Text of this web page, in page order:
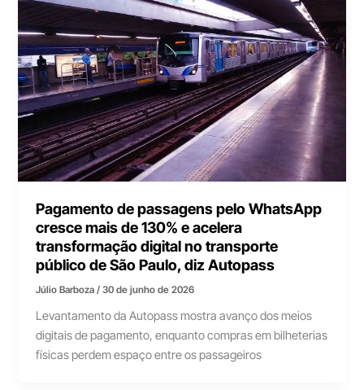
Pagamento de passagens pelo WhatsApp
cresce mais de 130% e acelera
transformação digital no transporte
público de São Paulo, diz Autopass
Júlio Barboza/30 de junho de 2026
Levantamento da Autopass mostra avanço dos meios
digitais de pagamento, enquanto compras em bilheterias
físicas perdem espaço entre os passageiros